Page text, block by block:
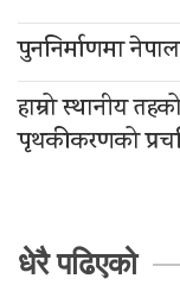
पुननिर्माणमा
हाम्रो स्थानीय
पृथकीकरणको
धेरै पढिएको